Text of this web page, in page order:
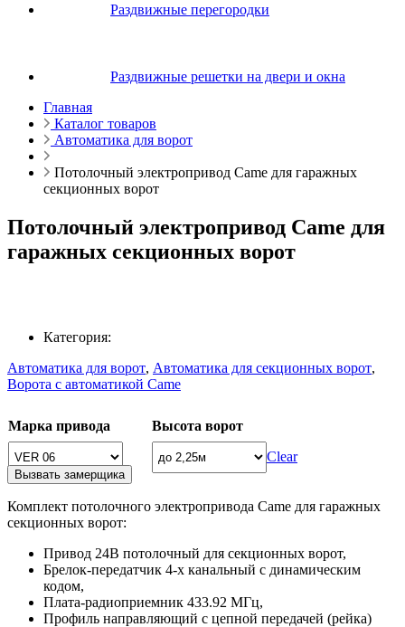
Раздвижные перегородки
Раздвижные решетки на двери и окна
Главная
Каталог товаров
Автоматика для ворот
Потолочный электропривод Came для гаражных
секционных ворот
Потолочный электропривод Came для
гаражных секционных ворот
Категория:
Автоматика для ворот, Автоматика для секционных ворот,
Ворота с автоматикой Came
Марка привода
Высота ворот
Clear
Вызвать замерщика
Комплект потолочного электропривода Came для гаражных
секционных ворот:
Привод 24В потолочный для секционных ворот,
Брелок-передатчик 4-х канальный с динамическим
кодом,
Плата-радиоприемник 433.92 МГц,
Профиль направляющий с цепной передачей (рейка)